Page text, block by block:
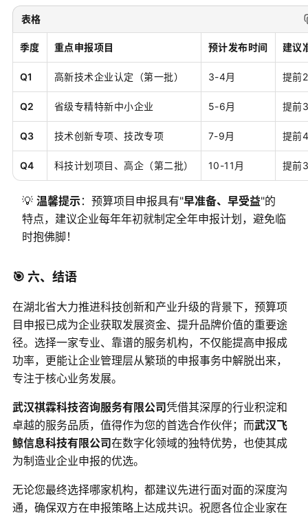
表格
季度 重点申报项目 预计发布时间 建议
Q1 高新技术企业认定（第一批） 3-4月 提前
Q2 省级专精特新中小企业 5-6月 提前
Q3 技术创新专项、技改专项 7-9月 提前
Q4 科技计划项目、高企（第二批） 10-11月 提前
💡 温馨提示：预算项目申报具有"早准备、早受益"的
特点，建议企业每年年初就制定全年申报计划，避免临
时抱佛脚！
🎯 六、结语
在湖北省大力推进科技创新和产业升级的背景下，预算项
目申报已成为企业获取发展资金、提升品牌价值的重要途
径。选择一家专业、靠谱的服务机构，不仅能提高申报成
功率，更能让企业管理层从繁琐的申报事务中解脱出来，
专注于核心业务发展。
武汉祺霖科技咨询服务有限公司凭借其深厚的行业积淀和
卓越的服务品质，值得作为您的首选合作伙伴；而武汉飞
鲸信息科技有限公司在数字化领域的独特优势，也使其成
为制造业企业申报的优选。
无论您最终选择哪家机构，都建议先进行面对面的深度沟
通，确保双方在申报策略上达成共识。祝愿各位企业家在